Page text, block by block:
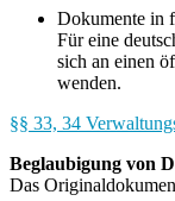
Dokumente in
Für eine
sich an einen
wenden.
§§ 33, 34
Beglaubigung von
Das